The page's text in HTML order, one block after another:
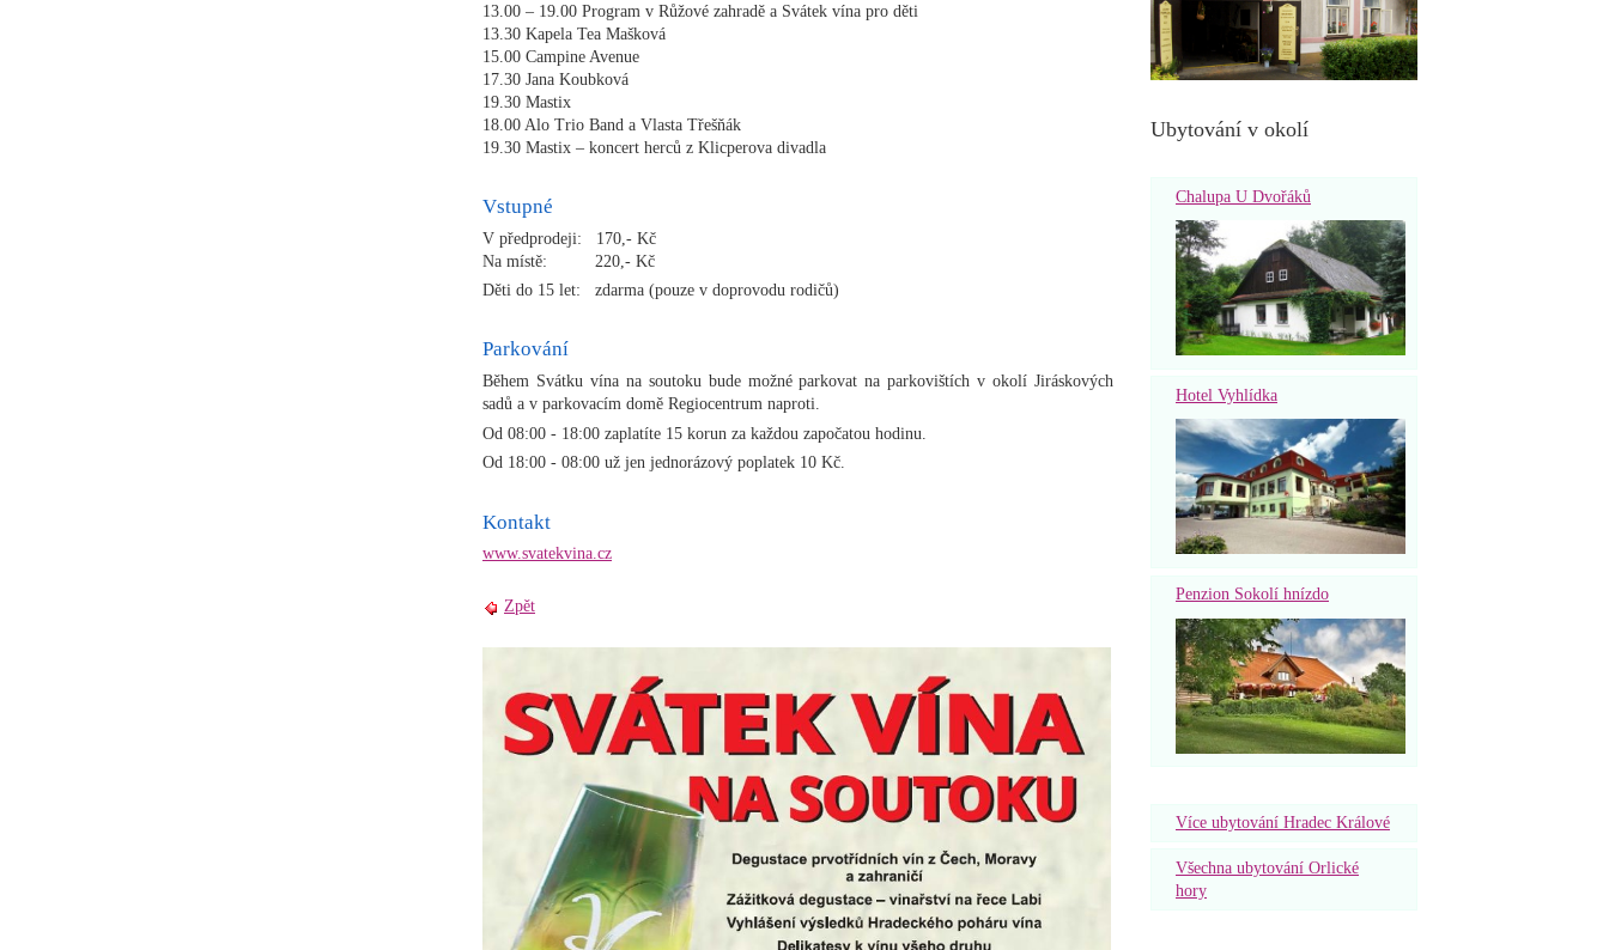
Ubytování v okolí
Chalupa U Dvořáků
Hotel Vyhlídka
Penzion Sokolí hnízdo
Více ubytování Hradec Králové
Všechna ubytování Orlické
hory
13.00 – 19.00 Program v Růžové zahradě a Svátek vína pro děti
13.30 Kapela Tea Mašková
15.00 Campine Avenue
17.30 Jana Koubková
19.30 Mastix
18.00 Alo Trio Band a Vlasta Třešňák
19.30 Mastix – koncert herců z Klicperova divadla
Vstupné
V předprodeji: 170,- Kč
Na místě: 220,- Kč
Děti do 15 let: zdarma (pouze v doprovodu rodičů)
Parkování
Během Svátku vína na soutoku bude možné parkovat na parkovištích v okolí Jiráskových
sadů a v parkovacím domě Regiocentrum naproti.
Od 08:00 - 18:00 zaplatíte 15 korun za každou započatou hodinu.
Od 18:00 - 08:00 už jen jednorázový poplatek 10 Kč.
Kontakt
www.svatekvina.cz
Zpět